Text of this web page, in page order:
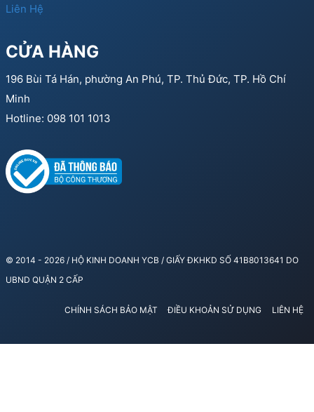
Liên Hệ
CỬA HÀNG
196 Bùi Tá Hán, phường An Phú, TP. Thủ Đức, TP. Hồ Chí
Minh
Hotline: 098 101 1013
© 2014 - 2026 / HỘ KINH DOANH YCB / GIẤY ĐKHKD SỐ 41B8013641 DO
UBND QUẬN 2 CẤP
CHÍNH SÁCH BẢO MẬT ĐIỀU KHOẢN SỬ DỤNG LIÊN HỆ